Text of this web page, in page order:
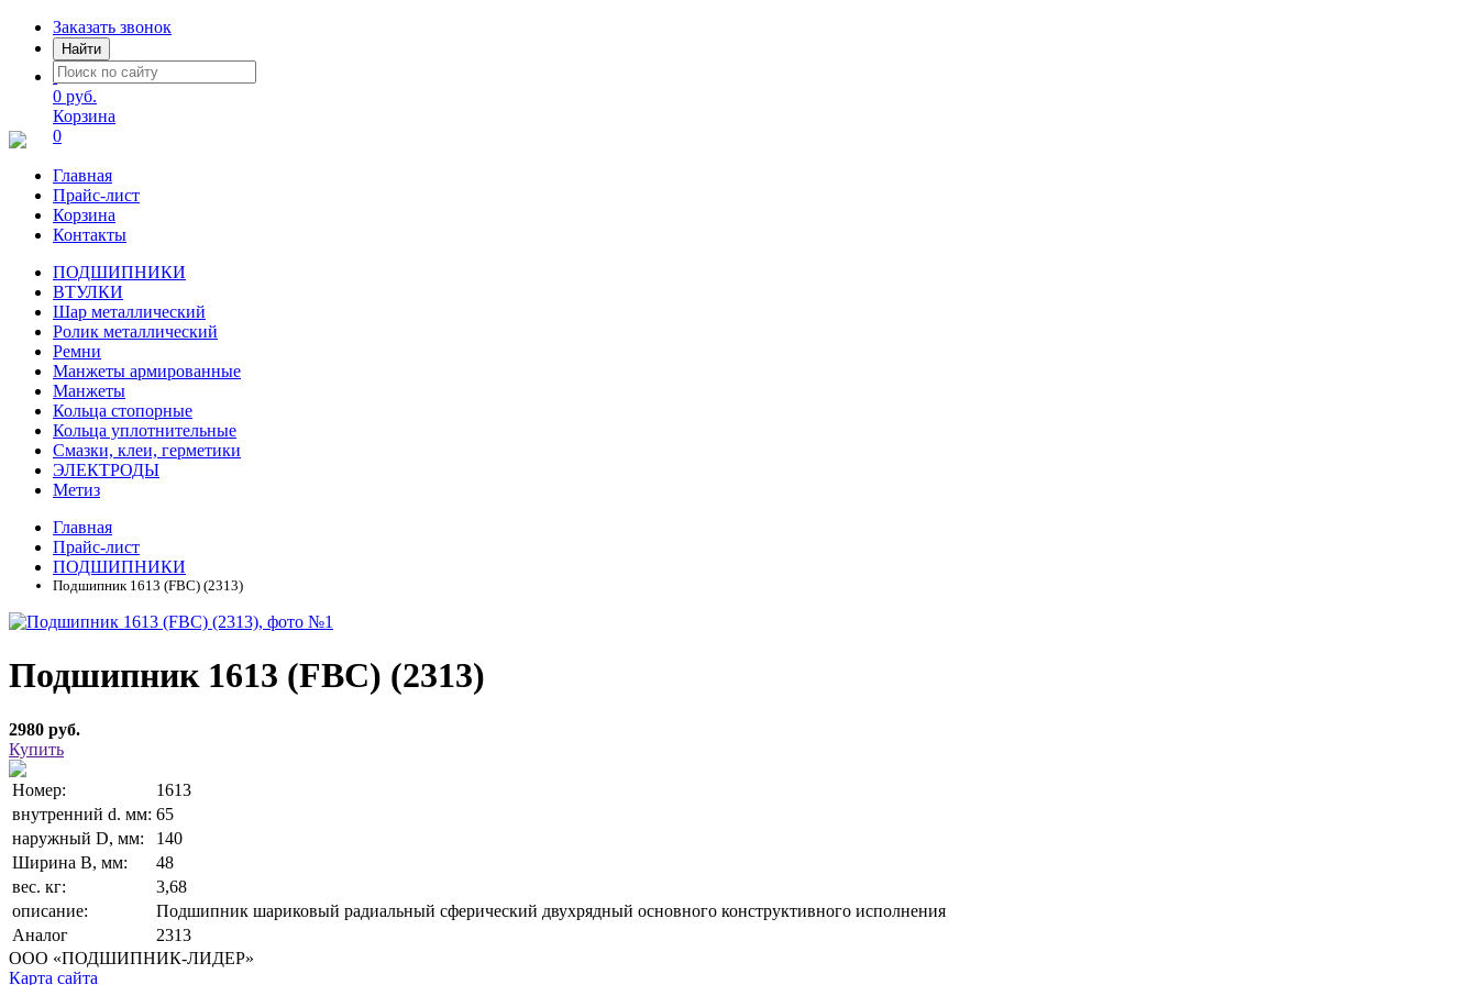
Заказать звонок
Найти
0 руб.
Корзина
0
Главная
Прайс-лист
Корзина
Контакты
ПОДШИПНИКИ
ВТУЛКИ
Шар металлический
Ролик металлический
Ремни
Манжеты армированные
Манжеты
Кольца стопорные
Кольца уплотнительные
Смазки, клеи, герметики
ЭЛЕКТРОДЫ
Метиз
Главная
Прайс-лист
ПОДШИПНИКИ
Подшипник 1613 (FBC) (2313)
Подшипник 1613 (FBC) (2313)
2980 руб.
Купить
Номер:
1613
внутренний d. мм: 65
наружный D, мм:
140
Ширина В, мм:
48
вес. кг:
3,68
описание:
Подшипник шариковый радиальный сферический двухрядный основного конструктивного исполнения
Аналог
2313
ООО «ПОДШИПНИК-ЛИДЕР»
Карта сайта